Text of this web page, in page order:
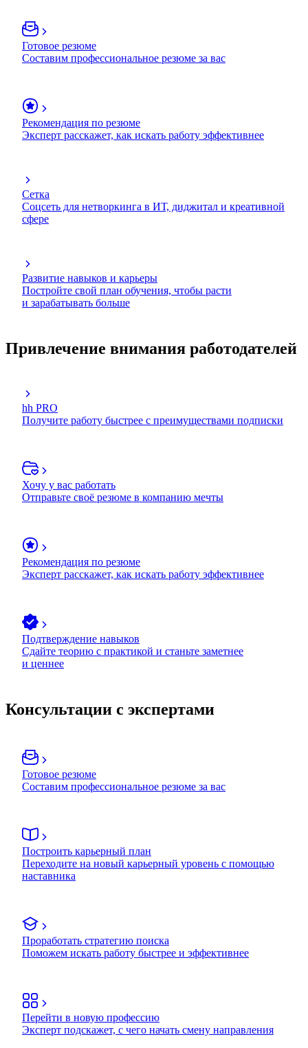
Готовое резюме
Составим профессиональное резюме за вас
Рекомендация по резюме
Эксперт расскажет, как искать работу эффективнее
Сетка
Соцсеть для нетворкинга в ИТ, диджитал и креативной
сфере
Развитие навыков и карьеры
Постройте свой план обучения, чтобы расти
и зарабатывать больше
Привлечение внимания работодателей
hh PRO
Получите работу быстрее с преимуществами подписки
Хочу у вас работать
Отправьте своё резюме в компанию мечты
Рекомендация по резюме
Эксперт расскажет, как искать работу эффективнее
Подтверждение навыков
Сдайте теорию с практикой и станьте заметнее
и ценнее
Консультации с экспертами
Готовое резюме
Составим профессиональное резюме за вас
Построить карьерный план
Переходите на новый карьерный уровень с помощью
наставника
Проработать стратегию поиска
Поможем искать работу быстрее и эффективнее
Перейти в новую профессию
Эксперт подскажет, с чего начать смену направления